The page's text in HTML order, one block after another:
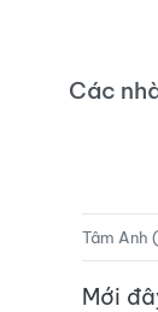
Các
Tâm Anh
Mới